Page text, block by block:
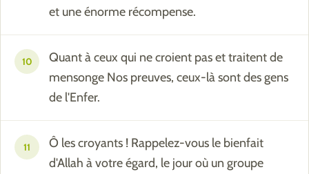
et une énorme récompense.
10
Quant à ceux qui ne croient pas et traitent de
mensonge Nos preuves, ceux-là sont des gens
de l'Enfer.
11
Ô les croyants ! Rappelez-vous le bienfait
d'Allah à votre égard, le jour où un groupe